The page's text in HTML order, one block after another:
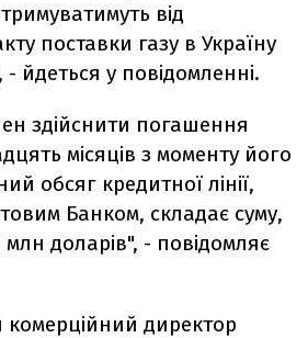
від
поставки газу в Україну
- йдеться у повідомленні.
здійснити погашення
місяців з моменту його
обсяг кредитної лінії,
Банком, складає суму,
млн доларів", - повідомляє
директор